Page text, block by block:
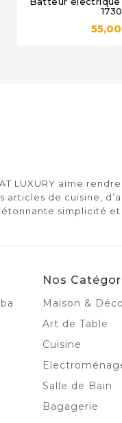

LUXURY aime
articles de cuisine,
étonnante simplicité et
Nos
Maison &
Art de Table
Cuisine
Salle de Bain
Bagagerie